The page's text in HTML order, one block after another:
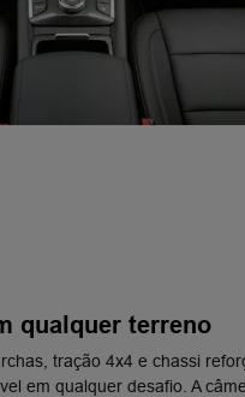
qualquer terreno
tração 4x4 e chassi
em qualquer desafio. A